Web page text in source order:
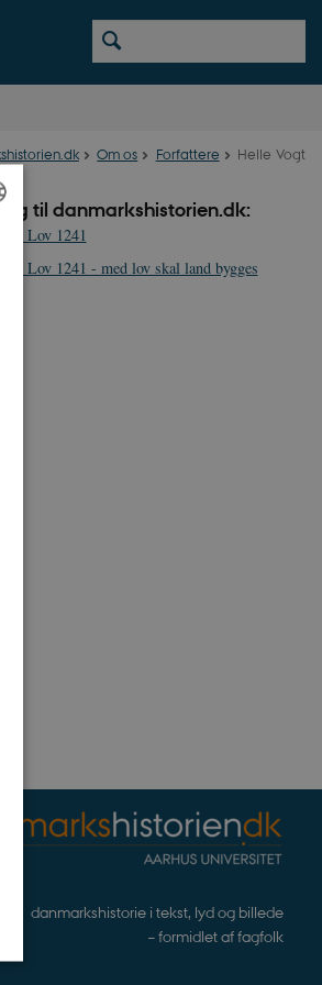
Om os Forfattere Helle Vogt
til danmarkshistorien.dk:
Lov 1241
Lov 1241 - med lov skal land bygges
danmarkshistorie i tekst, lyd og billede
– formidlet af fagfolk